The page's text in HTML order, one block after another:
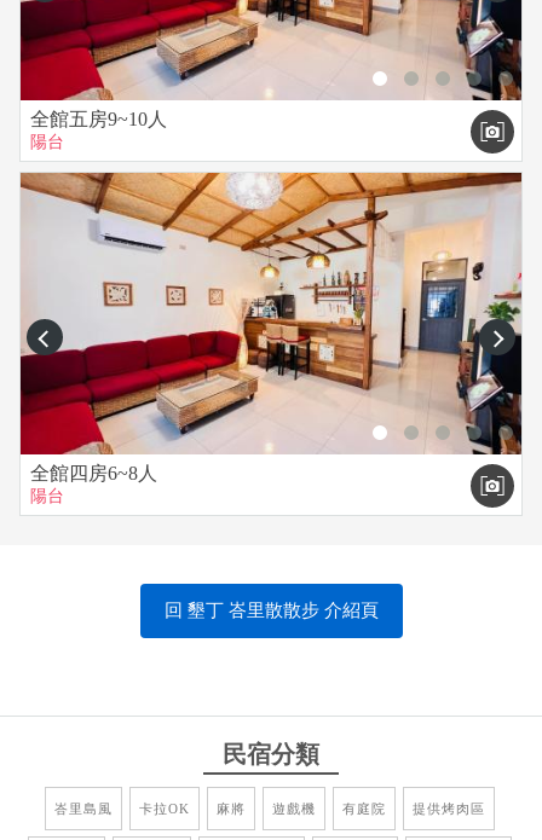
全館五房9~10人
陽台
prev next
全館四房6~8人
陽台
回 墾丁 峇里散散步 介紹頁
民宿分類
峇里島風 卡拉OK 麻將 遊戲機 有庭院 提供烤肉區